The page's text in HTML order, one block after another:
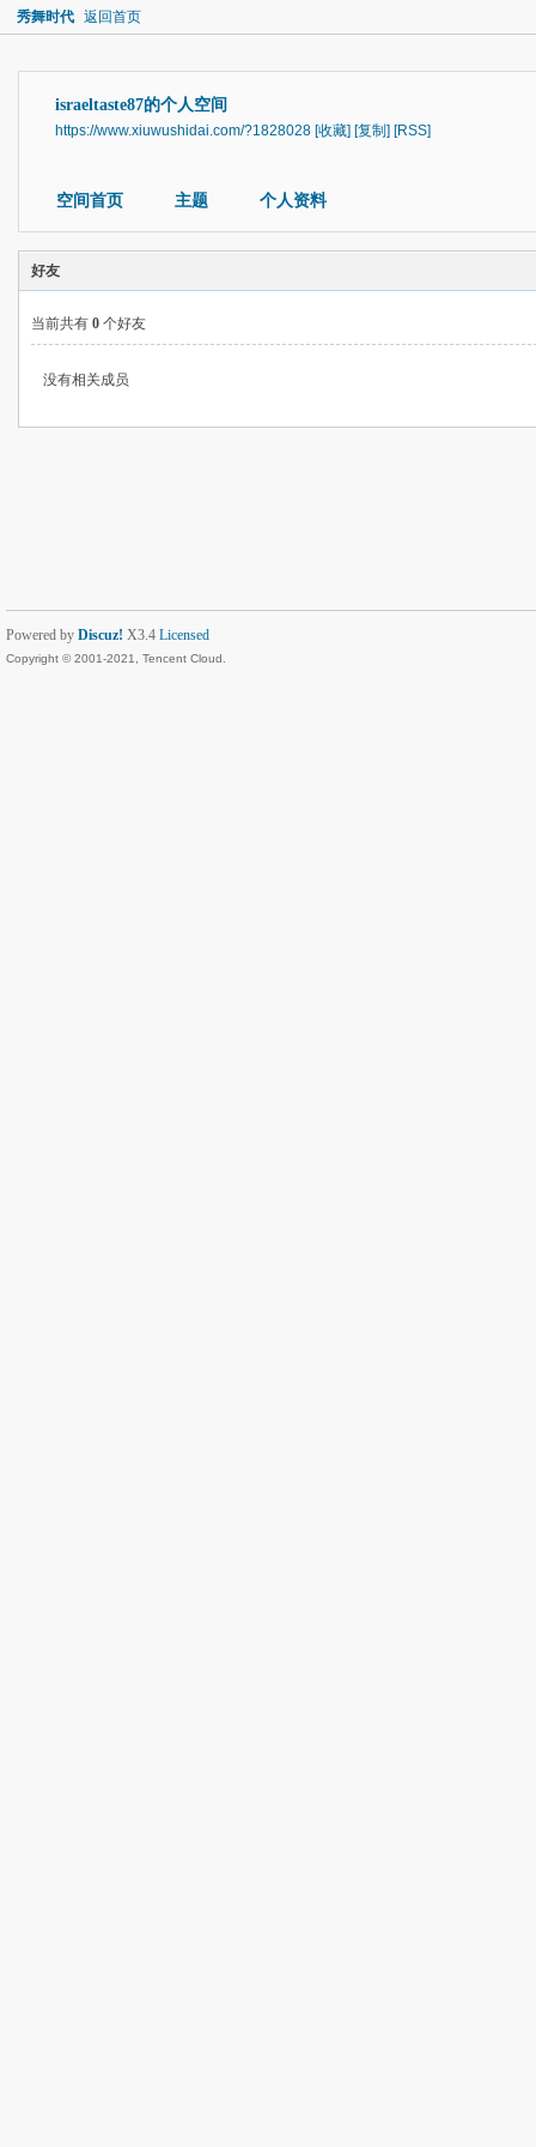
秀舞时代 返回首页
israeltaste87的个人空间
https://www.xiuwushidai.com/?1828028 [收藏] [复制] [RSS]
空间首页 主题 个人资料
好友
当前共有 0 个好友
没有相关成员
Powered by Discuz! X3.4 Licensed
Copyright © 2001-2021, Tencent Cloud.